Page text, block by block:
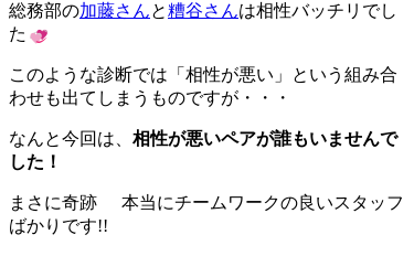
総務部の加藤さんと糟谷さんは相性バッチリでし
た
このような診断では「相性が悪い」という組み合
わせも出てしまうものですが・・・
なんと今回は、 相性が悪いペアが誰もいませんで
した！
まさに奇跡
本当にチームワークの良いスタッフ
ばかりです!!